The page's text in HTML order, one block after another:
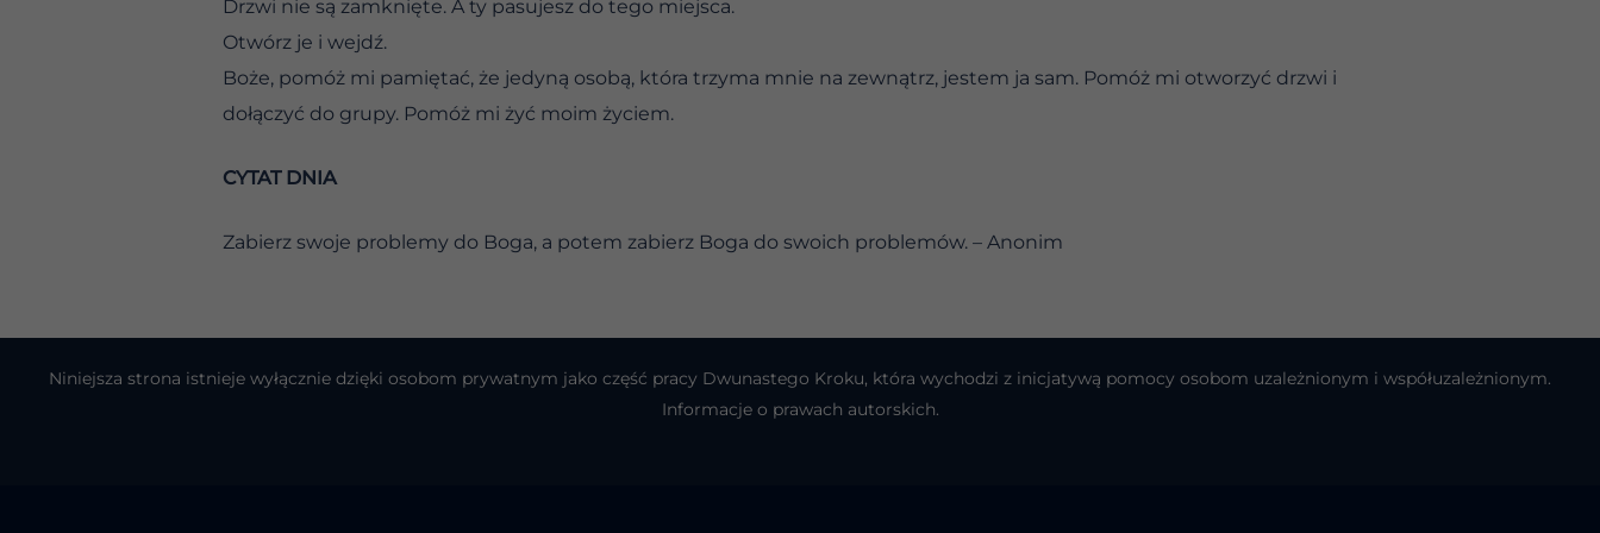
Drzwi nie są zamknięte. A ty pasujesz do tego miejsca.
Otwórz je i wejdź.
Boże, pomóż mi pamiętać, że jedyną osobą, która trzyma mnie na zewnątrz, jestem ja sam. Pomóż mi otworzyć drzwi i
dołączyć do grupy. Pomóż mi żyć moim życiem.
CYTAT DNIA
Zabierz swoje problemy do Boga, a potem zabierz Boga do swoich problemów. – Anonim
Niniejsza strona istnieje wyłącznie dzięki osobom prywatnym jako część pracy Dwunastego Kroku, która wychodzi z inicjatywą pomocy osobom uzależnionym i współuzależnionym.
Informacje o prawach autorskich.